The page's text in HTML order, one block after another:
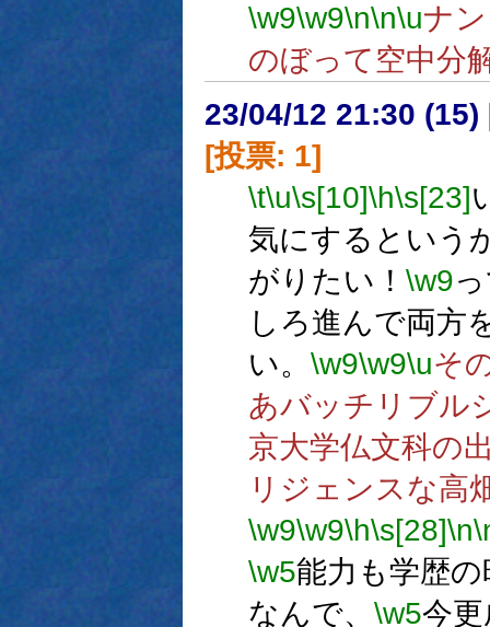
\w9\w9\n\n\uナ
のぼって空中分
23/04/12 21:30 (15)
[投票: 1]
\t\u\s[10]\h\s[23]
気にするという
がりたい！ \w9
しろ進んで両方
い。 \w9\w9\uそ
あバッチリブル
京大学仏文科の
リジェンスな高
\w9\w9\h\s[28]\n
\w5能力も学歴
なんで、 \w5今